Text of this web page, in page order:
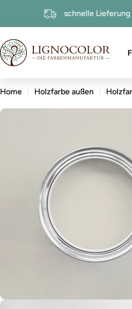
schnelle
Home Holzfarbe außen
Sie das Medium 0 im